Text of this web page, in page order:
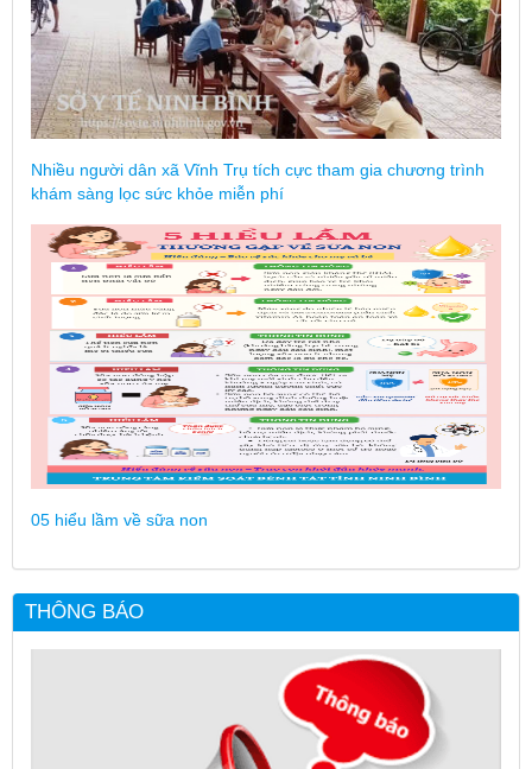
Nhiều người dân xã Vĩnh Trụ tích cực tham gia chương trình
khám sàng lọc sức khỏe miễn phí
05 hiểu lầm về sữa non
THÔNG BÁO